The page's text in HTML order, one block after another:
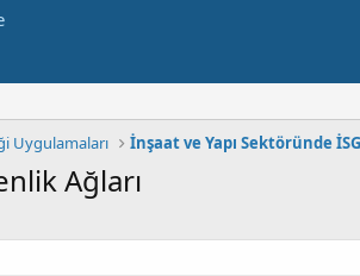
Uygulamaları İnşaat ve Yapı Sektöründe
Ağları